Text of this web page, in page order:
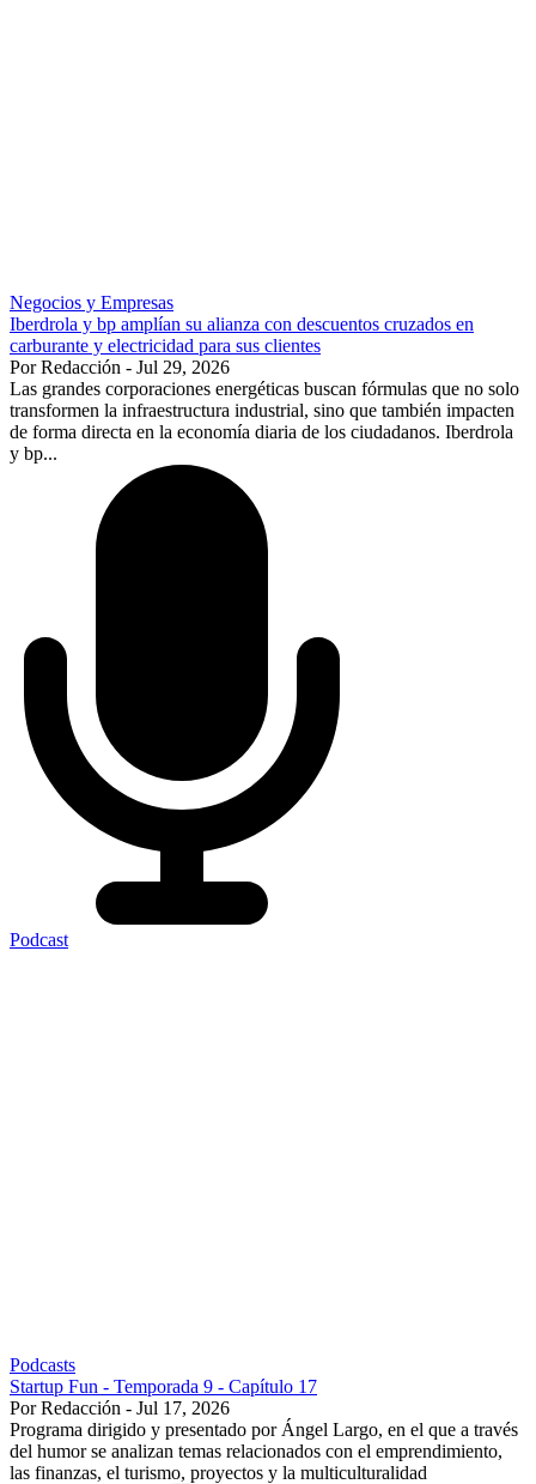
Negocios y Empresas
Iberdrola y bp amplían su alianza con descuentos cruzados en
carburante y electricidad para sus clientes
Por Redacción - Jul 29, 2026
Las grandes corporaciones energéticas buscan fórmulas que no solo
transformen la infraestructura industrial, sino que también impacten
de forma directa en la economía diaria de los ciudadanos. Iberdrola
y bp...
Podcast
Podcasts
Startup Fun - Temporada 9 - Capítulo 17
Por Redacción - Jul 17, 2026
Programa dirigido y presentado por Ángel Largo, en el que a través
del humor se analizan temas relacionados con el emprendimiento,
las finanzas, el turismo, proyectos y la multiculturalidad